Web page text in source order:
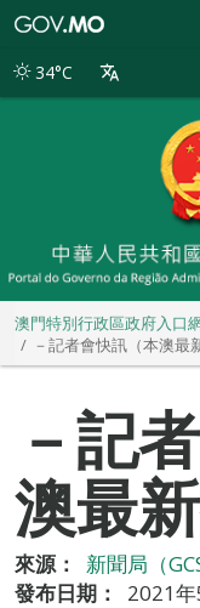
別
34°C
澳門特別行政區政府入口
－記者會快訊（本澳最
－記
澳最
來源：
新聞局（
發布日期：
2021